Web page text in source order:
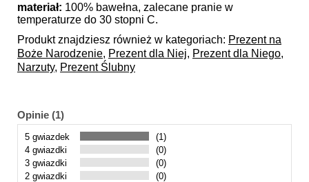
materiał: 100% bawełna, zalecane pranie w
temperaturze do 30 stopni C.
Produkt znajdziesz również w kategoriach: Prezent na
Boże Narodzenie, Prezent dla Niej, Prezent dla Niego,
Narzuty, Prezent Ślubny
Opinie (1)
5 gwiazdek
(1)
4 gwiazdki
(0)
3 gwiazdki
(0)
2 gwiazdki
(0)